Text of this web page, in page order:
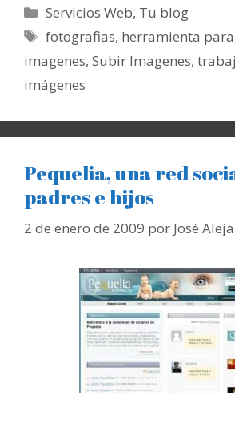
Categorías
Servicios Web, Tu blog
Etiquetas
fotografias, herramienta
imagenes, Subir Imagenes,
imágenes
Pequelia, una red
padres e hijos
2 de enero de 2009 por José